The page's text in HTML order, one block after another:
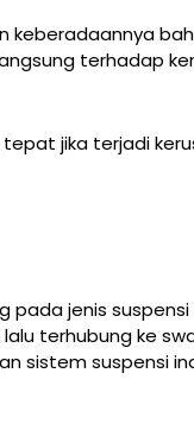
keberadaannya
terhadap
jika terjadi
pada jenis suspensi
terhubung ke
sistem suspensi